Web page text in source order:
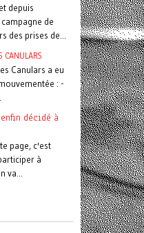
depuis
de
des prises de...
CANULARS
Canulars a eu
: -
décidé à
page, c'est
à